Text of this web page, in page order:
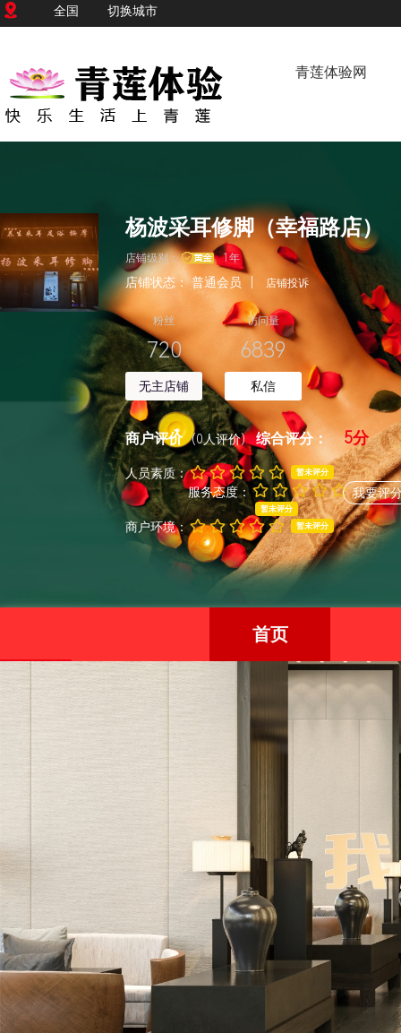
全国 切换城市
青莲体验网
杨波采耳修脚（幸福路店）
店铺级别： 1年
店铺状态：普通会员 店铺投诉
粉丝
720
无主店铺
访问量
6839
私信
商户评价 (0人评价)综合评分： 5分
人员素质： 暂未评分
服务态度：
暂未评分
商户环境： 暂未评分
我要评
首页